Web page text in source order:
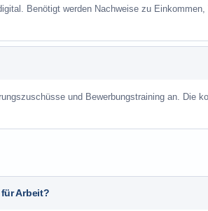
Benötigt werden Nachweise zu
und Bewerbungstraining an. Die
Arbeit?